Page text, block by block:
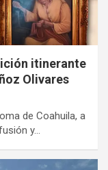
itinerante
Olivares
de Coahuila, a
y…